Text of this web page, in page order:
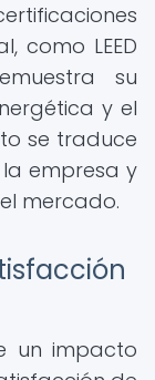
como LEED
su
y el
se traduce
empresa y
mercado.
un impacto